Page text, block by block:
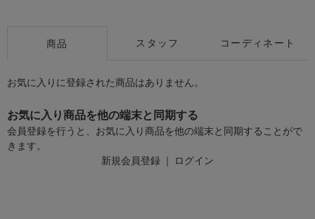
商品 スタッフ コーディネート
お気に入りに登録された商品はありません。
お気に入り商品を他の端末と同期する
会員登録を行うと、お気に入り商品を他の端末と同期することがで
きます。
新規会員登録 ｜ ログイン